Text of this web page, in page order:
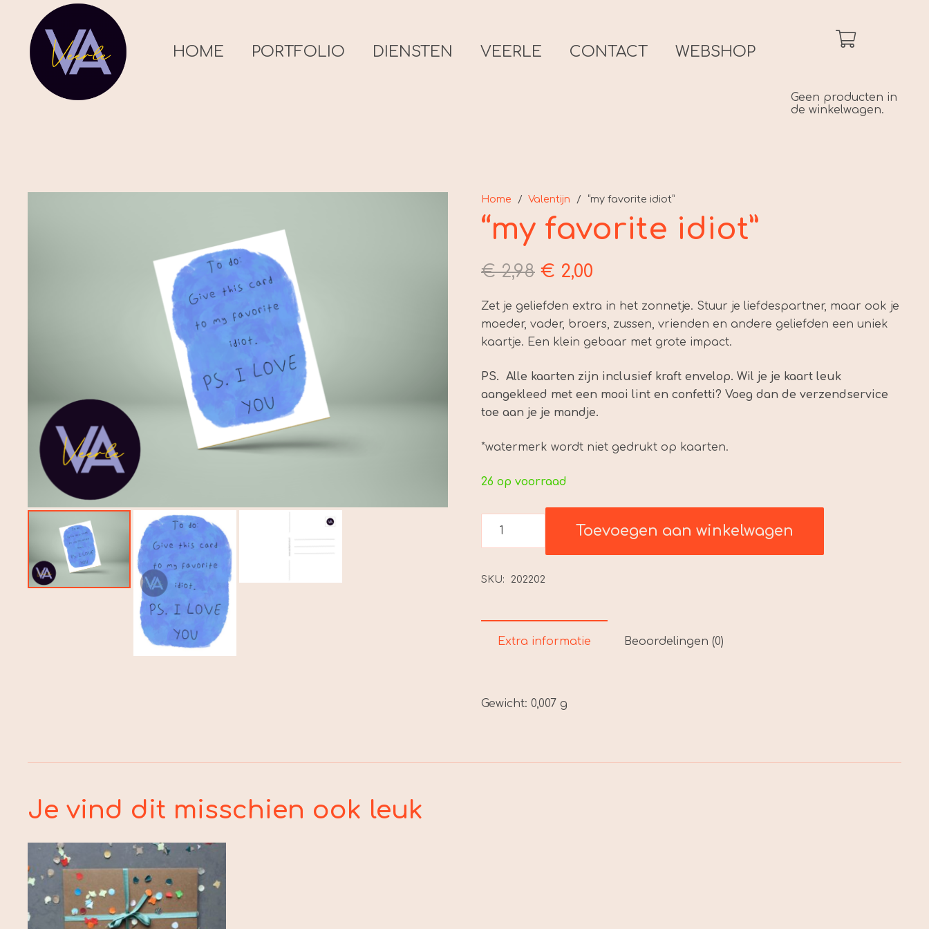
HOME PORTFOLIO DIENSTEN VEERLE CONTACT WEBSHOP
Geen producten in
de winkelwagen.
Home / Valentijn / “my favorite idiot”
“my favorite idiot”
€2,98 Oorspronkelijke
was:
€ 2,98.
€ 2,00
is:
€ 2,00.
Zet je geliefden extra in het zonnetje. Stuur je liefdespartner, maar ook je
moeder, vader, broers, zussen, vrienden en andere geliefden een uniek
kaartje. Een klein gebaar met grote impact.
PS. Alle kaarten zijn inclusief kraft envelop. Wil je je kaart leuk
aangekleed met een mooi lint en confetti? Voeg dan de verzendservice
toe aan je je mandje.
*watermerk wordt niet gedrukt op kaarten.
26 op voorraad
aantal
Toevoegen aan winkelwagen
SKU: 202202
Extra informatie Beoordelingen (0)
Gewicht: 0,007 g
Je vind dit misschien ook leuk